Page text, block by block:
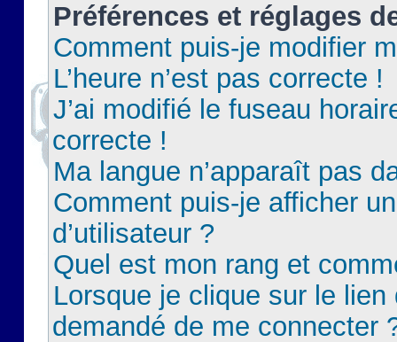
Préférences et réglages
Comment puis-je modifier
L’heure n’est pas correcte !
J’ai modifié le fuseau
correcte !
Ma langue n’apparaît pas
Comment puis-je afficher
d’utilisateur ?
Quel est mon rang et
Lorsque je clique sur le lien
demandé de me connecter